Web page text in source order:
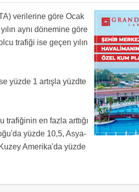
verilerine göre Ocak
aynı dönemine göre
trafiği ise geçen yılın
yüzde 1 artışla yüzdte
trafiğinin en fazla arttığı
yüzde 10,5, Asya-
Amerika'da yüzde